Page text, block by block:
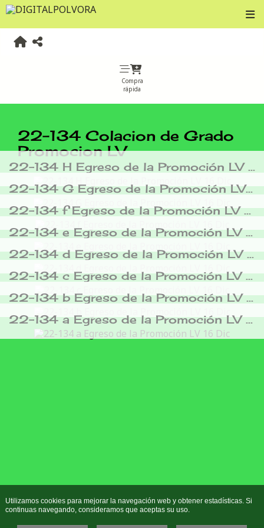
Compra
rápida
22-134 Colacion de Grado
Promocion LV
22-134 H Egreso de la Promoción LV 16 Dic
22-134 G Egreso de la Promoción LV 16 Dic
22-134 f Egreso de la Promoción LV 16 Dic
22-134 e Egreso de la Promoción LV 16 Dic
22-134 d Egreso de la Promoción LV 16 Dic
22-134 c Egreso de la Promoción LV 16 Dic
22-134 b Egreso de la Promoción LV 16 Dic
22-134 a Egreso de la Promoción LV 16 Dic
Utilizamos cookies para mejorar la navegación web y obtener estadísticas. Si
continuas navegando, consideramos que aceptas su uso.